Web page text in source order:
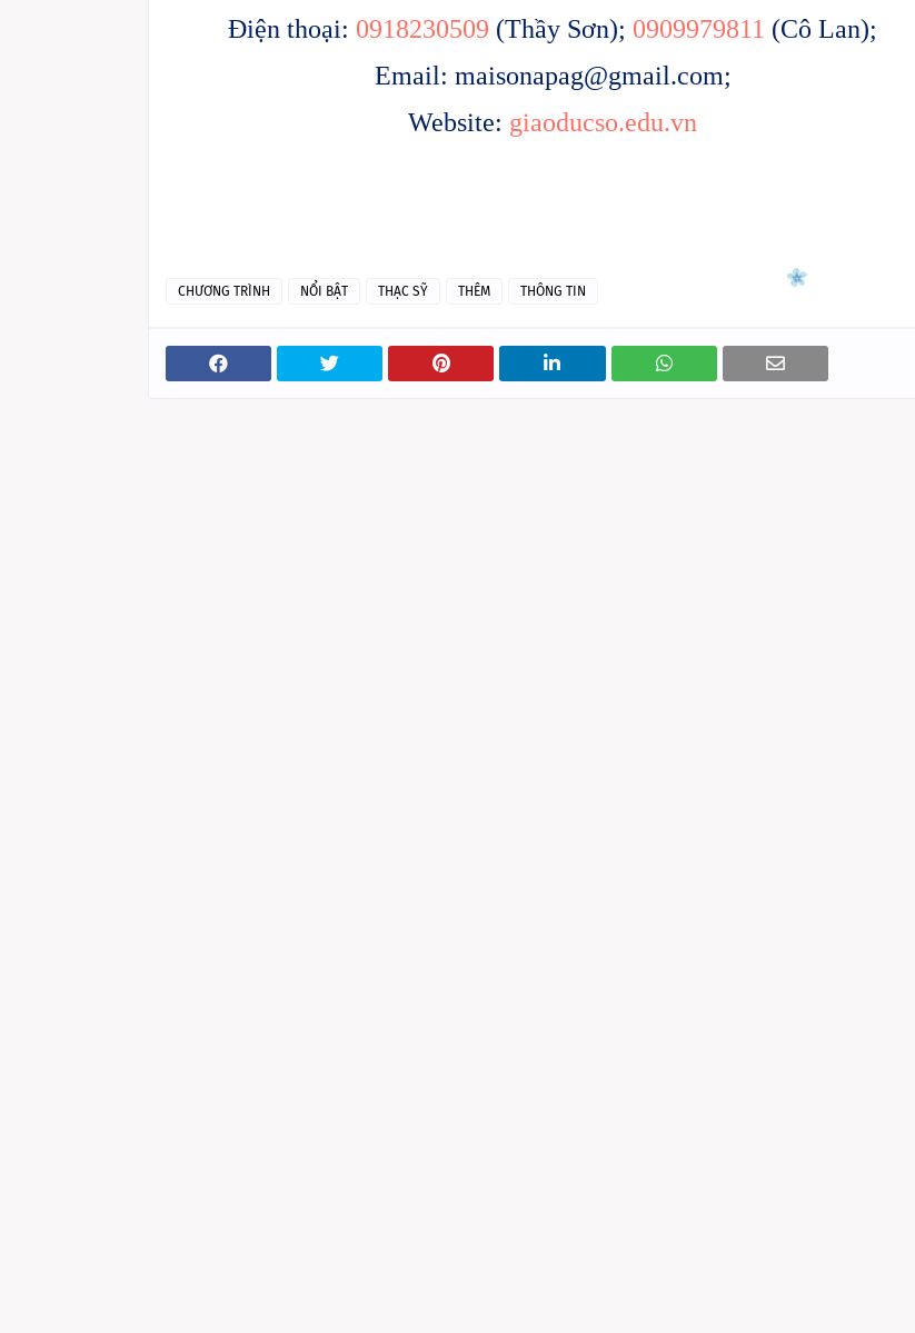
Điện thoại: 0918230509 (Thầy Sơn); 0909979811 (Cô Lan);
Email: maisonapag@gmail.com;
Website: giaoducso.edu.vn
CHƯƠNG TRÌNH NỔI BẬT THẠC SỸ THÊM THÔNG TIN